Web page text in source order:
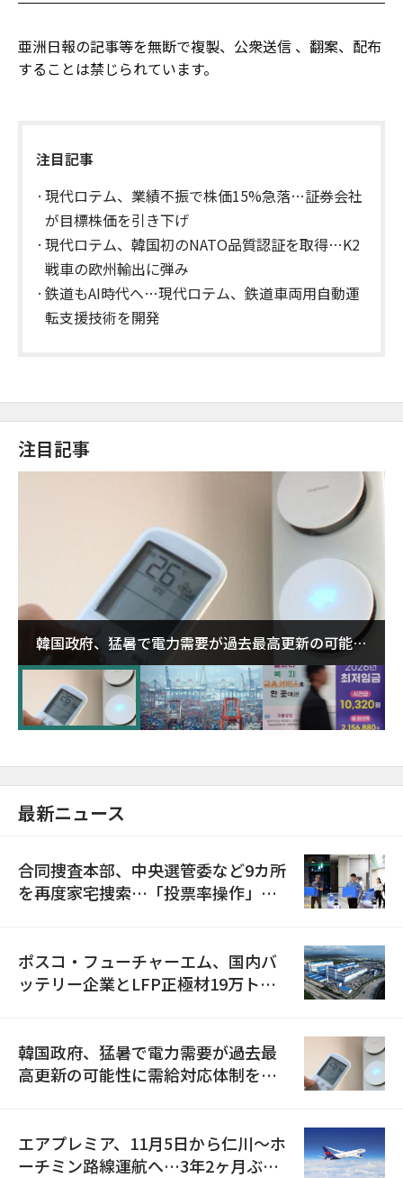
亜洲日報の記事等を無断で複製、公衆送信 、翻案、配布
することは禁じられています。
注目記事
現代ロテム、業績不振で株価15%急落…証券会社
が目標株価を引き下げ
現代ロテム、韓国初のNATO品質認証を取得…K2
戦車の欧州輸出に弾み
鉄道もAI時代へ…現代ロテム、鉄道車両用自動運
転支援技術を開発
注目記事
韓国政府、猛暑で電力需要が過去最高更新の可能性
に需給対応体制を点検
最新ニュース
合同捜査本部、中央選管委など9カ所
を再度家宅捜索…「投票率操作」の
ポスコ・フューチャーエム、国内バ
ッテリー企業とLFP正極材19万トン
韓国政府、猛暑で電力需要が過去最
高更新の可能性に需給対応体制を点
エアプレミア、11月5日から仁川〜ホ
ーチミン路線運航へ…3年2ヶ月ぶり